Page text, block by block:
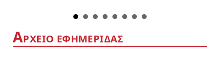
ΑΡΧΕΙΟ ΕΦΗΜΕΡΙΔΑΣ